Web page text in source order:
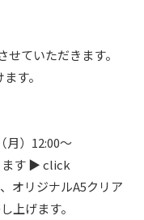
ていただきます。
す。
月）12:00〜
ます ▶︎ click
オリジナルA5クリア
上げます。